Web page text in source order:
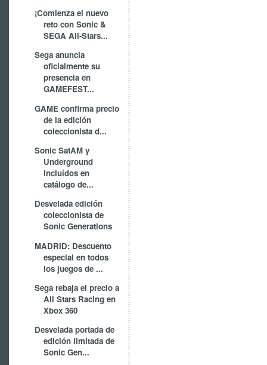
¡Comienza el nuevo
reto con Sonic &
SEGA All-Stars...
Sega anuncia
oficialmente su
presencia en
GAMEFEST...
GAME confirma precio
de la edición
coleccionista d...
Sonic SatAM y
Underground
incluídos en
catálogo de...
Desvelada edición
coleccionista de
Sonic Generations
MADRID: Descuento
especial en todos
los juegos de ...
Sega rebaja el precio a
All Stars Racing en
Xbox 360
Desvelada portada de
edición limitada de
Sonic Gen...